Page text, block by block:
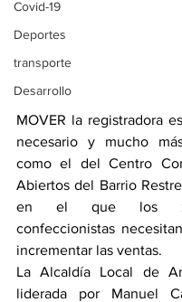
Covid-19
Deportes
transporte
Desarrollo
MOVER la registradora
necesario y mucho
como el del Centro
Abiertos del Barrio
en el que los
confeccionistas
incrementar las ventas.
La Alcaldía Local de
liderada por Manuel